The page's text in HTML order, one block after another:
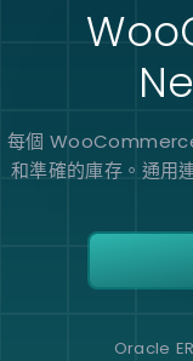
每個
和準確的庫存。通用
Oracle